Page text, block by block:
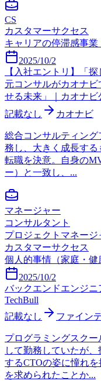
CS
カスタマーサクセス
キャリアの停滞感事業
2025/10/2
【入社エントリ】「
元コンサルがカオナ
せる未来」｜カオナビ
記載なし
カオナビ
総合コンサルティング
務し、大きく成長す
転職を決意。自身の
ー）と一致し、...
マネージャー
コンサルタント
プロジェクトマネージ
カスタマーサクセス
個人的事情（家庭・健
2025/10/2
バックエンドエンジニ
TechBull
記載なし
ファイン
プログラミングスク
して勤務していたが
するCTOの姿に憧れ
を求められたことか...